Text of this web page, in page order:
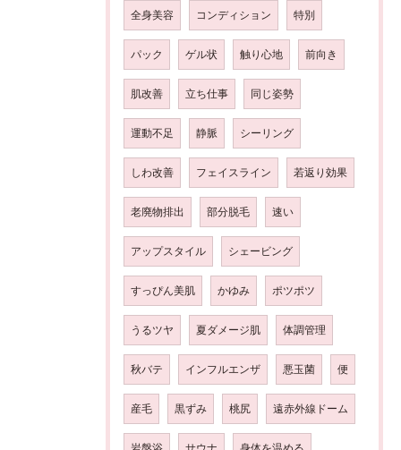
全身美容 コンディション 特別
パック ゲル状 触り心地 前向き
肌改善 立ち仕事 同じ姿勢
運動不足 静脈 シーリング
しわ改善 フェイスライン 若返り効果
老廃物排出 部分脱毛 速い
アップスタイル シェービング
すっぴん美肌 かゆみ ポツポツ
うるツヤ 夏ダメージ肌 体調管理
秋バテ インフルエンザ 悪玉菌 便
産毛 黒ずみ 桃尻 遠赤外線ドーム